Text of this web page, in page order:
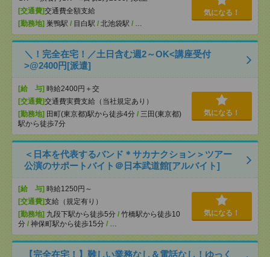
[交通費]交通費全額支給
[勤務地] 巣鴨駅 / 目白駅 / 北池袋駅 / …
気になる！
＼！完全在宅！／土日含む週2～OK<講座受付
>@2400円[派遣]
[給 与] 時給2400円＋交
[交通費]交通費実費支給（当社規定あり）
[勤務地] 田町(東京都)駅から徒歩4分 / 三田(東京都)
駅から徒歩7分
気になる！
＜日本を代表するバンド＊サカナクション＞ツアー
公演のサポートバイト＠日本武道館[アルバイト]
[給 与] 時給1250円～
[交通費]支給（規定有り）
[勤務地] 九段下駅から徒歩5分 / 竹橋駅から徒歩10
分 / 神保町駅から徒歩15分 / …
気になる！
【完全在宅！】難しい業務なし＆電話なし！ゆっく